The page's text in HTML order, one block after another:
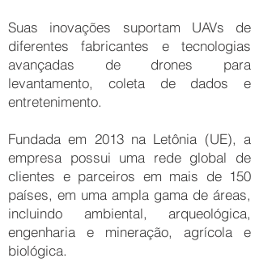
Suas inovações suportam UAVs de
diferentes fabricantes e tecnologias
avançadas de drones para
levantamento, coleta de dados e
entretenimento.
Fundada em 2013 na Letônia (UE), a
empresa possui uma rede global de
clientes e parceiros em mais de 150
países, em uma ampla gama de áreas,
incluindo ambiental, arqueológica,
engenharia e mineração, agrícola e
biológica.